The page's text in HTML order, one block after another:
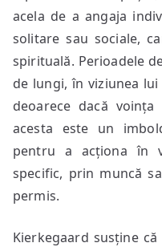
acela de a angaja
solitare sau sociale,
spirituală. Perioadele
de lungi, în viziunea
deoarece dacă
acesta este un
pentru a acționa în
specific, prin muncă
permis.
Kierkegaard susține